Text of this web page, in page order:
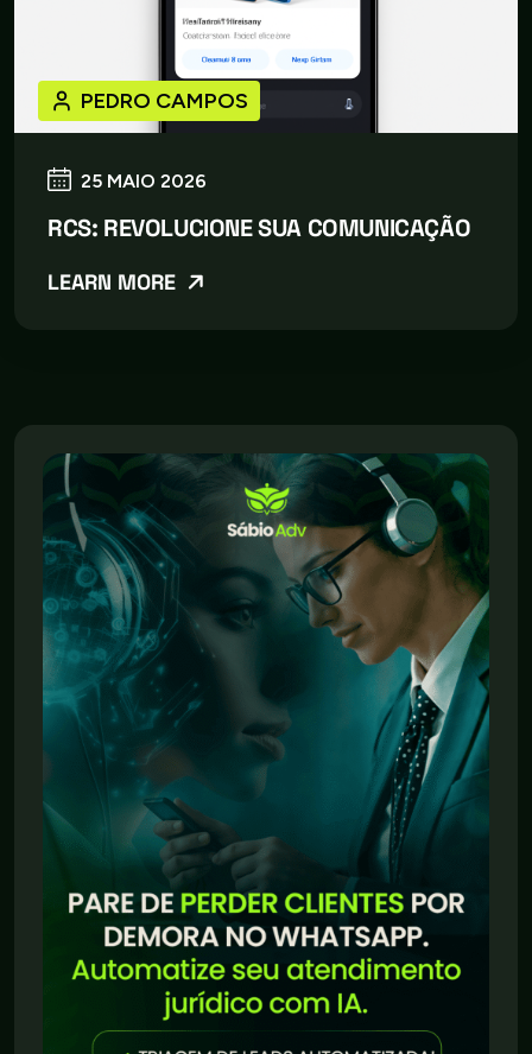
25 MAIO 2026
PEDRO CAMPOS
RCS: REVOLUCIONE SUA COMUNICAÇÃO
LEARN MORE